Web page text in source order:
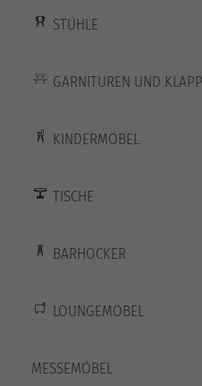
STÜHLE
GARNITUREN UND
KINDERMÖBEL
TISCHE
BARHOCKER
LOUNGEMÖBEL
MESSEMÖBEL